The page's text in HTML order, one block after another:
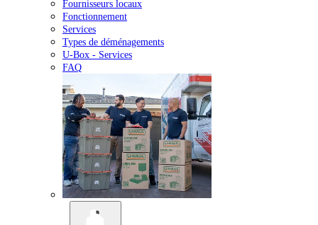
Fournisseurs locaux
Fonctionnement
Services
Types de déménagements
U-Box - Services
FAQ